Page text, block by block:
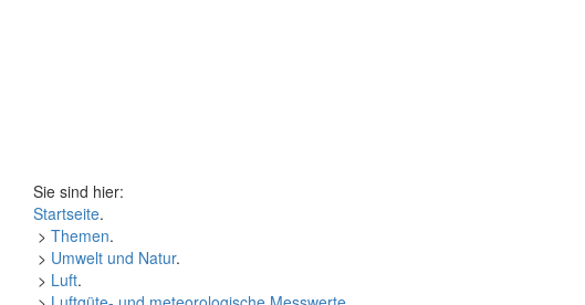
Sie sind hier:
Startseite.
> Themen.
> Umwelt und Natur.
> Luft.